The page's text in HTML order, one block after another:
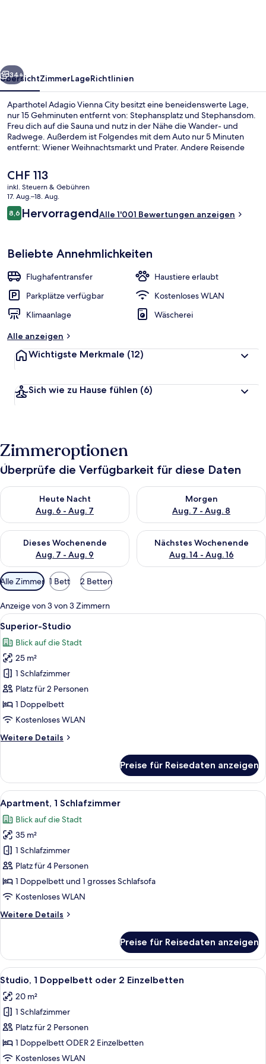
Weiter
34+
ÜbersichtZimmerLageRichtlinien
Aparthotel Adagio Vienna City besitzt eine beneidenswerte Lage,
nur 15 Gehminuten entfernt von: Stephansplatz und Stephansdom.
Freu dich auf die Sauna und nutz in der Nähe die Wander- und
Radwege. Außerdem ist Folgendes mit dem Auto nur 5 Minuten
entfernt: Wiener Weihnachtsmarkt und Prater. Andere Reisende
Fußmarsch von den öffentlichen Verkehrsmitteln entfernt: Bis zur U-
Bahn sind es wenige Schritte (Straßenbahnhaltestelle Julius-Raab-
Platz) bzw. 3 Minuten (Straßenbahnhaltestelle Hintere
Zollamtsstraße).
Der
aktuelle
Preis
beträgt
CHF 113.
CHF 113
inkl. Steuern & Gebühren
17. Aug.–18. Aug.
Bewertungen
8,68,6 von 10.
HervorragendAlle 1'001 Bewertungen anzeigen
Beliebte Annehmlichkeiten
Flughafentransfer
Haustiere erlaubt
Parkplätze verfügbar
Kostenloses WLAN
Klimaanlage
Wäscherei
Alle anzeigen
Wichtigste Merkmale (12)
Sich wie zu Hause fühlen (6)
Zimmeroptionen
Überprüfe die Verfügbarkeit für diese Daten
Heute Nacht
Aug. 6 - Aug. 7
Überprüfe die Verfügbarkeit für heute Nacht, Aug. 6 - Aug. 7.
Morgen
Aug. 7 - Aug. 8
Überprüfe die Verfügbarkeit
Dieses Wochenende
Aug. 7 - Aug. 9
Überprüfe die Verfügbarkeit für dieses Wochenende, Aug. 7
Nächstes Wochenende
Aug. 14 - Aug. 16
Überprüfe die Verfügbarkeit
Verfügbare
Filter
für
Zimmer
Alle Zimmer 1 Bett 2 Betten
Anzeige von 3 von 3 Zimmern
Alle
Fotos
für
Superior-
Studio
anzeigen
Ein Hotelzimmer mit Bett,
7
Superior-Studio
Blick auf die Stadt
25 m²
1 Schlafzimmer
Platz für 2 Personen
1 Doppelbett
Kostenloses WLAN
Weitere Details
Weitere
Studio
Preise für Reisedaten anzeigen
Alle
Fotos
für
Apartment,
Schlafzimmer
anzeigen
Ein Bett mit weißer und roter
9
Apartment, 1 Schlafzimmer
Blick auf die Stadt
35 m²
1 Schlafzimmer
Platz für 4 Personen
1 Doppelbett und 1 grosses Schlafsofa
Kostenloses WLAN
Weitere Details
Weitere
1
Schlafzimmer
Preise für Reisedaten anzeigen
Alle
Fotos
für
Studio,
1
Doppelbett
oder
Ein Bett mit weißer und roter
7
Studio, 1 Doppelbett oder 2 Einzelbetten
20 m²
1 Schlafzimmer
Platz für 2 Personen
1 Doppelbett ODER 2 Einzelbetten
Kostenloses WLAN